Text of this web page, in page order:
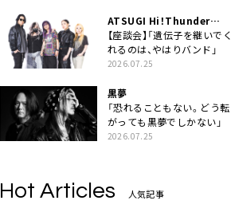
ATSUGI Hi！Thunder
Rock Festival
【座談会】「遺伝子を継いでく
れるのは、やはりバンド」
2026.07.25
黒夢
「恐れることもない。どう転
がっても黒夢でしかない」
2026.07.25
Hot Articles 人気記事